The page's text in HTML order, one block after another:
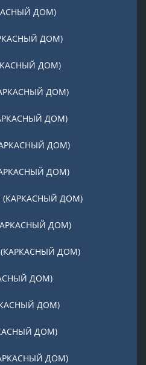
ДОМ)
ДОМ)
ДОМ)
ДОМ)
ДОМ)
ДОМ)
ДОМ)
(КАРКАСНЫЙ ДОМ)
ДОМ)
(КАРКАСНЫЙ ДОМ)
ДОМ)
ДОМ)
ДОМ)
ДОМ)